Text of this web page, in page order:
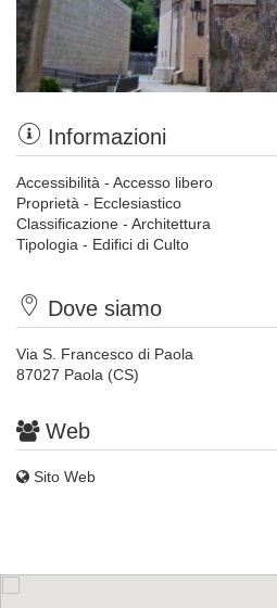
Informazioni
Accessibilità - Accesso libero
Proprietà - Ecclesiastico
Classificazione - Architettura
Tipologia - Edifici di Culto
Dove siamo
Via S. Francesco di Paola
87027 Paola (CS)
Web
Sito Web